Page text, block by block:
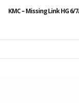
KMC – Missing Link HG 6/